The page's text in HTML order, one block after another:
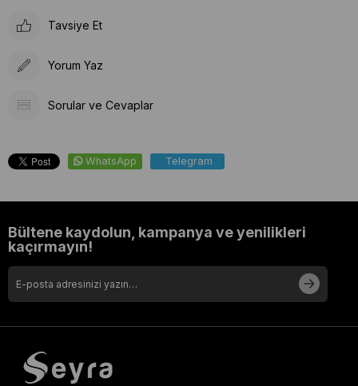
Tavsiye Et
Yorum Yaz
Sorular ve Cevaplar
WhatsApp Telegram
Bültene kaydolun, kampanya ve yenilikleri
kaçırmayın!